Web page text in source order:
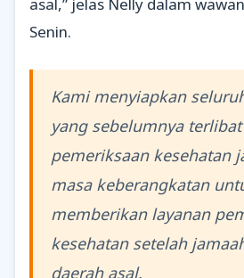
Senin.
Kami menyiapkan
yang sebelumnya
pemeriksaan kesehatan
masa keberangkatan
memberikan layanan
kesehatan setelah
daerah asal.